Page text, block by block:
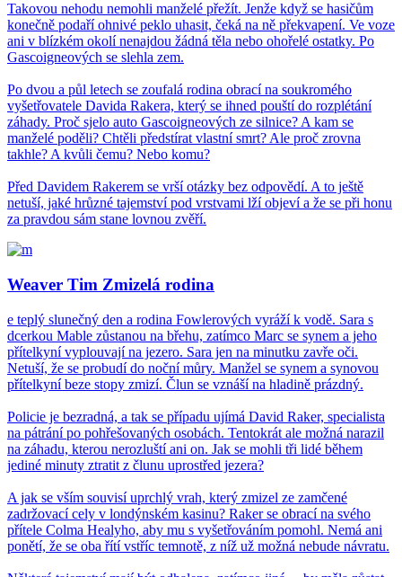
Takovou nehodu nemohli manželé přežít. Jenže když se hasičům
konečně podaří ohnivé peklo uhasit, čeká na ně překvapení. Ve voze
ani v blízkém okolí nenajdou žádná těla nebo ohořelé ostatky. Po
Gascoigneových se slehla zem.
Po dvou a půl letech se zoufalá rodina obrací na soukromého
vyšetřovatele Davida Rakera, který se ihned pouští do rozplétání
záhady. Proč sjelo auto Gascoigneových ze silnice? A kam se
manželé poděli? Chtěli předstírat vlastní smrt? Ale proč zrovna
takhle? A kvůli čemu? Nebo komu?
Před Davidem Rakerem se vrší otázky bez odpovědí. A to ještě
netuší, jaké hrůzné tajemství pod vrstvami lží objeví a že se při honu
za pravdou sám stane lovnou zvěří.
Weaver Tim Zmizelá rodina
e teplý slunečný den a rodina Fowlerových vyráží k vodě. Sara s
dcerkou Mable zůstanou na břehu, zatímco Marc se synem a jeho
přítelkyní vyplouvají na jezero. Sara jen na minutku zavře oči.
Netuší, že se probudí do noční můry. Manžel se synem a synovou
přítelkyní beze stopy zmizí. Člun se vznáší na hladině prázdný.
Policie je bezradná, a tak se případu ujímá David Raker, specialista
na pátrání po pohřešovaných osobách. Tentokrát ale možná narazil
na záhadu, kterou nerozluští ani on. Jak se mohli tři lidé během
jediné minuty ztratit z člunu uprostřed jezera?
A jak se vším souvisí uprchlý vrah, který zmizel ze zamčené
zadržovací cely v londýnském kasinu? Raker se obrací na svého
přítele Colma Healyho, aby mu s vyšetřováním pomohl. Nemá ani
ponětí, že se oba řítí vstříc temnotě, z níž už možná nebude návratu.